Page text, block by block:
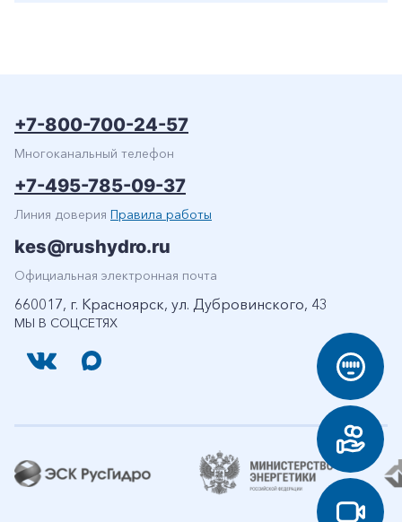
МЫ В СОЦСЕТЯХ
+7-800-700-24-57
Многоканальный телефон
+7-495-785-09-37
Линия доверия Правила работы
kes@rushydro.ru
Официальная электронная почта
660017, г. Красноярск, ул. Дубровинского, 43